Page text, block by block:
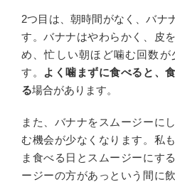
2つ目は、朝時間がなく、バナ
す。バナナはやわらかく、皮
め、忙しい朝ほど噛む回数
す。
よく噛まずに食べると、
る場合があります。
また、バナナをスムージーに
む機会が少なくなります。私
ま食べる日とスムージーにす
ージーの方があっという間に